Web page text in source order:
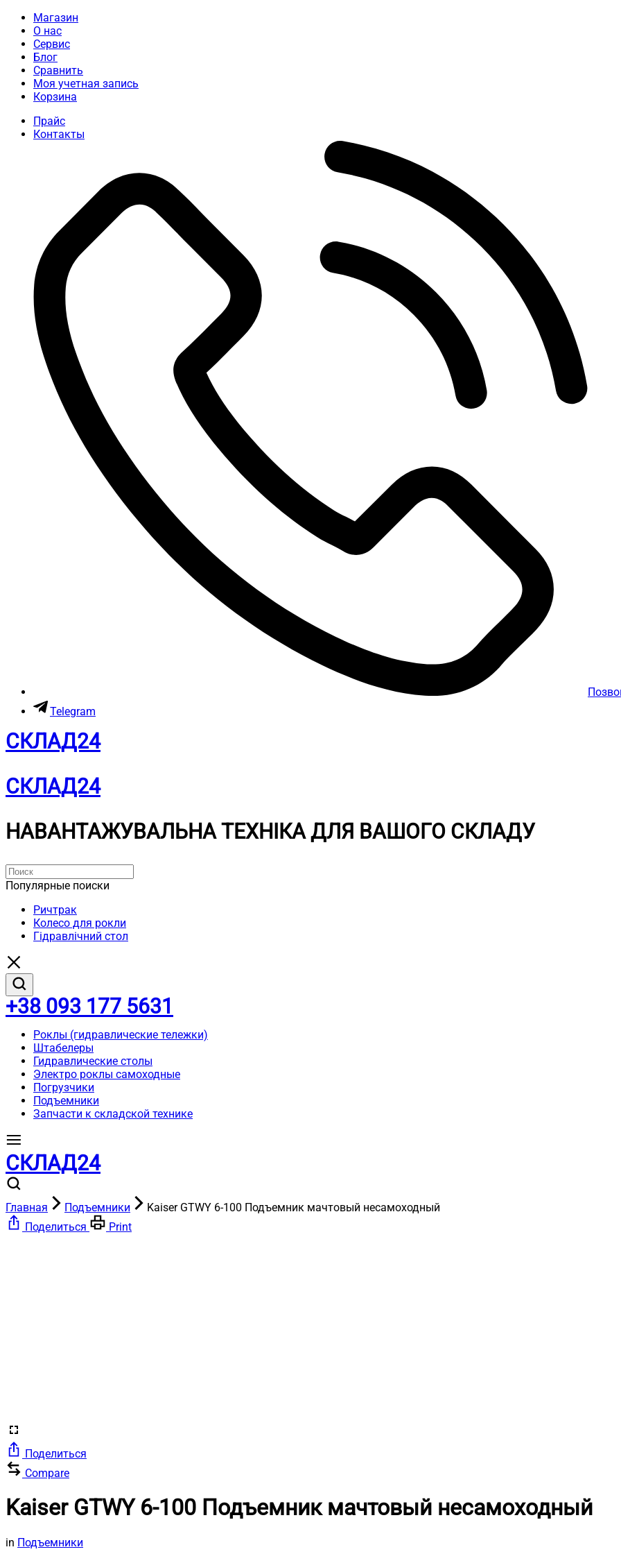
Магазин
О нас
Сервис
Блог
Сравнить
Моя учетная запись
Корзина
Прайс
Контакты
Telegram
СКЛАД24
СКЛАД24
НАВАНТАЖУВАЛЬНА ТЕХНІКА ДЛЯ ВАШОГО СКЛАДУ
Популярные поиски
Ричтрак
Колесо для рокли
Гідравлічний стол
+38 093 177 5631
Роклы (гидравлические тележки)
Штабелеры
Гидравлические столы
Электро роклы самоходные
Погрузчики
Подъемники
Запчасти к складской технике
СКЛАД24
Главная Подъемники
Kaiser GTWY 6-100 Подъемник мачтовый несамоходный
Поделиться
Print
Поделиться
Compare
Kaiser GTWY 6-100 Подъемник мачтовый несамоходный
in Подъемники